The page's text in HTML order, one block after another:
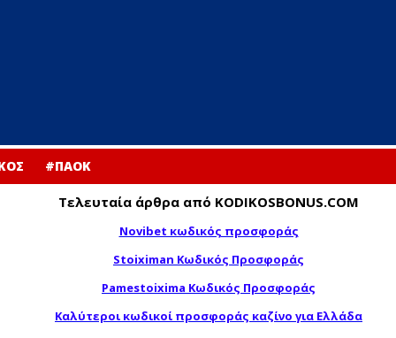
#ΠΑΟΚ
Τελευταία άρθρα από KODIKOSBONUS.COM
Novibet κωδικός προσφοράς
Stoiximan Κωδικός Προσφοράς
Pamestoixima Κωδικός Προσφοράς
Καλύτεροι κωδικοί προσφοράς καζίνο για Ελλάδα